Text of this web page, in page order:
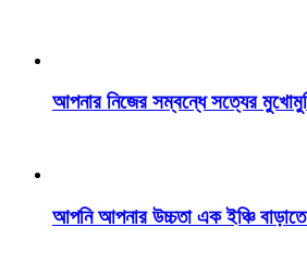
আপনার নিজের সম্বন্ধে সত্যের
আপনি আপনার উচ্চতা এক ইঞ্চি বাড়াতে